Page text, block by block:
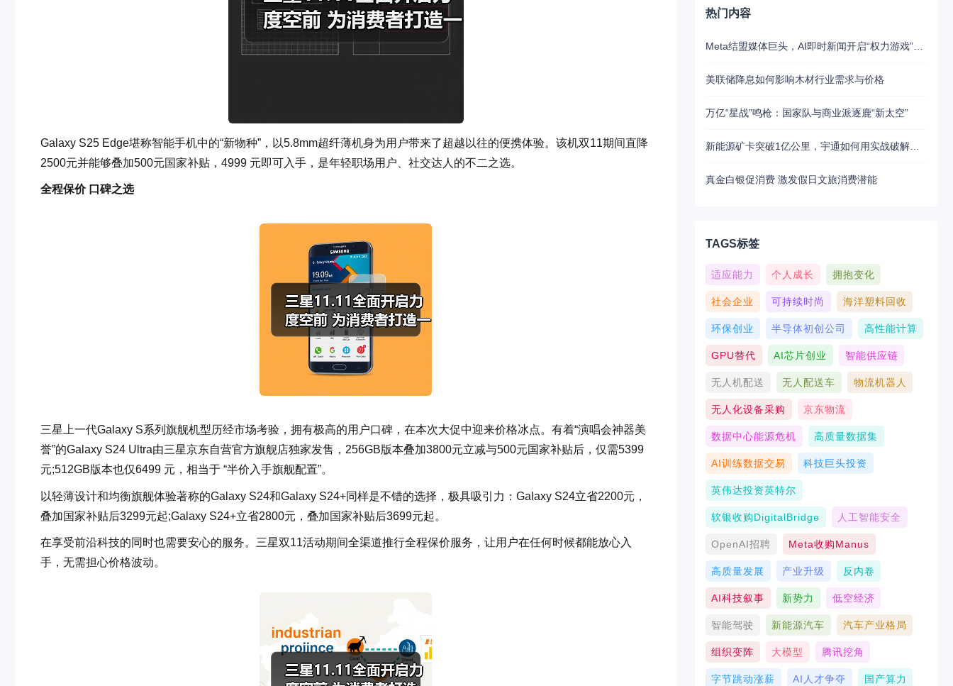
Galaxy S25 Edge堪称智能手机中的“新物种”，以5.8mm超纤薄机身为用户带来了超越以往的便携体验。该机双11期间直降
2500元并能够叠加500元国家补贴，4999 元即可入手，是年轻职场用户、社交达人的不二之选。
全程保价 口碑之选
三星上一代Galaxy S系列旗舰机型历经市场考验，拥有极高的用户口碑，在本次大促中迎来价格冰点。有着“演唱会神器美
誉”的Galaxy S24 Ultra由三星京东自营官方旗舰店独家发售，256GB版本叠加3800元立减与500元国家补贴后，仅需5399
元;512GB版本也仅6499 元，相当于 “半价入手旗舰配置”。
以轻薄设计和均衡旗舰体验著称的Galaxy S24和Galaxy S24+同样是不错的选择，极具吸引力：Galaxy S24立省2200元，
叠加国家补贴后3299元起;Galaxy S24+立省2800元，叠加国家补贴后3699元起。
在享受前沿科技的同时也需要安心的服务。三星双11活动期间全渠道推行全程保价服务，让用户在任何时候都能放心入
手，无需担心价格波动。
热门内容
Meta结盟媒体巨头，AI即时新闻开启“权力游戏”新江湖
美联储降息如何影响木材行业需求与价格
万亿“星战”鸣枪：国家队与商业派逐鹿“新太空”
新能源矿卡突破1亿公里，宇通如何用实战破解行业最大瓶颈？
真金白银促消费 激发假日文旅消费潜能
TAGS标签
适应能力 个人成长 拥抱变化
社会企业 可持续时尚 海洋塑料回收
环保创业 半导体初创公司 高性能计算
GPU替代 AI芯片创业 智能供应链
无人机配送 无人配送车 物流机器人
无人化设备采购 京东物流
数据中心能源危机 高质量数据集
AI训练数据交易 科技巨头投资
英伟达投资英特尔
软银收购DigitalBridge 人工智能安全
OpenAI招聘 Meta收购Manus
高质量发展 产业升级 反内卷
AI科技叙事 新势力 低空经济
智能驾驶 新能源汽车 汽车产业格局
组织变阵 大模型 腾讯挖角
字节跳动涨薪 AI人才争夺 国产算力